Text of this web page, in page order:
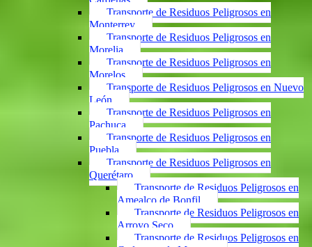
Transporte de Residuos Peligrosos en
Monterrey
Transporte de Residuos Peligrosos en
Morelia
Transporte de Residuos Peligrosos en
Morelos
Transporte de Residuos Peligrosos en Nuevo
León
Transporte de Residuos Peligrosos en
Pachuca
Transporte de Residuos Peligrosos en
Puebla
Transporte de Residuos Peligrosos en
Querétaro
Transporte de Residuos Peligrosos en
Amealco de Bonfil
Transporte de Residuos Peligrosos en
Arroyo Seco
Transporte de Residuos Peligrosos en